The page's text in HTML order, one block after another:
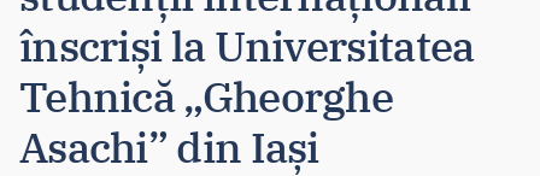
înscriși la Universitatea
Tehnică „Gheorghe
Asachi” din Iași